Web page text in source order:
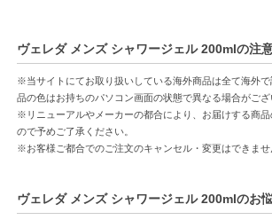
オイルフリー-肌をベタつかせることなく、爽や
ユニセックス対応-男女問わず楽しめるハーブの
ギフトに最適-おしゃれなパッケージで、大切な
【こんな方へおすすめ】
ジムや運動後にさっぱりしたい方
中文的商品説明在這裡（中国語の商品説明
ヴェレダ メンズ シャワージェル 200mlの注
※当サイトにてお取り扱いしている海外商品は全て海外
品の色はお持ちのパソコン画面の状態で異なる場合がござ
※リニューアルやメーカーの都合により、お届けする商
ので予めご了承ください。
※お客様ご都合でのご注文のキャンセル・変更はできませ
ヴェレダ メンズ シャワージェル 200mlのお